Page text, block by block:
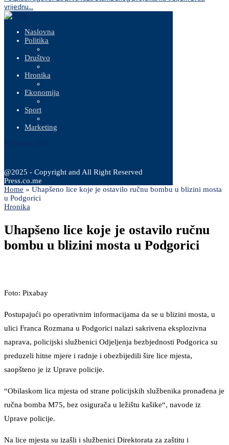
vrijednu...
Naslovna
Politika
Društvo
Hronika
Ekonomija
Sport
Marketing
@2025 - Copyright and All Right Reserved
Press.co.me
Home » Uhapšeno lice koje je ostavilo ručnu bombu u blizini mosta
u Podgorici
Hronika
Uhapšeno lice koje je ostavilo ručnu
bombu u blizini mosta u Podgorici
Foto: Pixabay
Postupajući po operativnim informacijama da se u blizini mosta, u
ulici Franca Rozmana u Podgorici nalazi sakrivena eksplozivna
naprava, policijski službenici Odjeljenja bezbjednosti Podgorica su
preduzeli hitne mjere i radnje i obezbijedili šire lice mjesta,
saopšteno je iz Uprave policije.
“Obilaskom lica mjesta od strane policijskih službenika pronađena je
ručna bomba M75, bez osigurača u ležištu kašike“, navode iz
Uprave policije.
Na lice mjesta su izašli i službenici Direktorata za zaštitu i